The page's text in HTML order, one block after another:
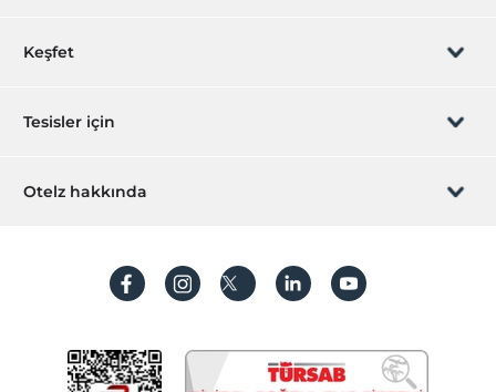
Eğlence Hizmetleri
Animasyon ekibi
Odalar
Ara kapılı odalar
Engelli odaları
Rezervasyon yönet
Sıkça sorulan sorular
Keşfet
Hediye Kart
Hesap oluştur
Tesisler için
Hemen tesisinizi ekleyin
Otelz hakkında
Koşullar ve şartlar